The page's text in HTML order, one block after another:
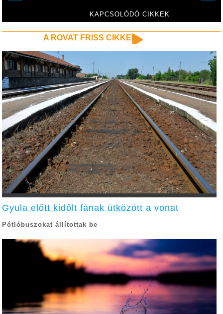
KAPCSOLÓDÓ CIKKEK
Almásy-kastélyban
A ROVAT FRISS CIKKEI
Gyula előtt kidőlt fának ütközött a vonat
Pótlóbuszokat állítottak be